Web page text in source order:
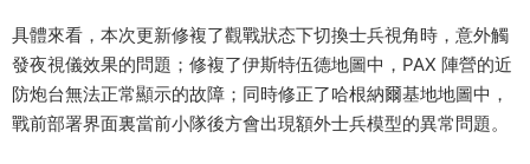
具體來看，本次更新修複了觀戰狀态下切換士兵視角時，意外觸
發夜視儀效果的問題；修複了伊斯特伍德地圖中，PAX 陣營的近
防炮台無法正常顯示的故障；同時修正了哈根納爾基地地圖中，
戰前部署界面裏當前小隊後方會出現額外士兵模型的異常問題。